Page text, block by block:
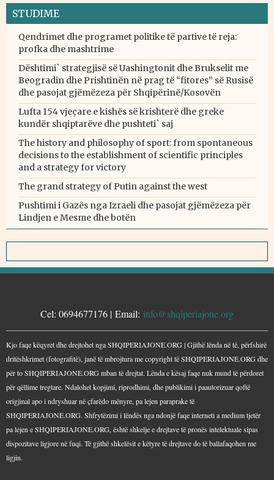
STUDIME
Qendrimet dhe programet politike të partive të reja:
profka dhe mashtrime
Dështimi` strategjisë së Uashingtonit dhe Brukselit me
Beogradin dhe Prishtinën në prag të “fitores” së Rusisë
dhe pasojat gjëmëzeza për Shqipërinë/Kosovën
Lufta 154 vjeçare e kishës së krishterë dhe greke
kundër shqiptarëve dhe pushteti` saj
The history and philosophy of sport: from spontaneous
decisions to the establishment of scientific principles
and a strategy for victory
The grand strategy of Putin against the west
Pushtimi i Gazës nga Izraeli dhe pasojat gjëmëzeza për
Lindjen e Mesme dhe botën
Cel: 0694677176 | Email: info@shqiperiajone.org
Kjo faqe këqyret dhe drejtohet nga SHQIPERIAJONE.ORG | Gjithë lënda në të, përfshirë
dritëshkrimet (fotografitë), janë të mbrojtura me copyright të SHQIPERIAJONE.ORG dhe
për to SHQIPERIAJONE.ORG mban të drejtat. Lënda e kësaj faqe nuk mund të përdoret
për qëllime tregtare. Ndalohet kopjimi, riprodhimi, dhe publikimi i paautorizuar qoftë
origjinal apo i ndryshuar në çfarëdo mënyre, pa lejen paraprake të
SHQIPERIAJONE.ORG. Shfrytëzimi i lëndës nga ndonjë faqe interneti a medium tjetër
pa lejen e SHQIPERIAJONE.ORG, është shkelje e drejtave të pronës intelektuale sipas
dispozitave ligjore në fuqi. Të gjithë shkelësit e këtyre të drejtave do të ballafaqohen me
ligjin.